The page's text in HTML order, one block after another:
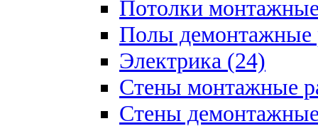
Потолки
Полы демонтажные
Электрика (24)
Стены монтажные
Стены